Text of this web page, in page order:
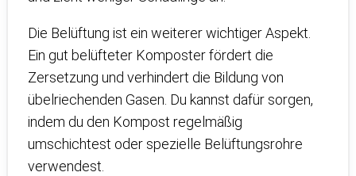
Die Belüftung ist ein weiterer wichtiger Aspekt.
Ein gut belüfteter Komposter fördert die
Zersetzung und verhindert die Bildung von
übelriechenden Gasen. Du kannst dafür sorgen,
indem du den Kompost regelmäßig
umschichtest oder spezielle Belüftungsrohre
verwendest.